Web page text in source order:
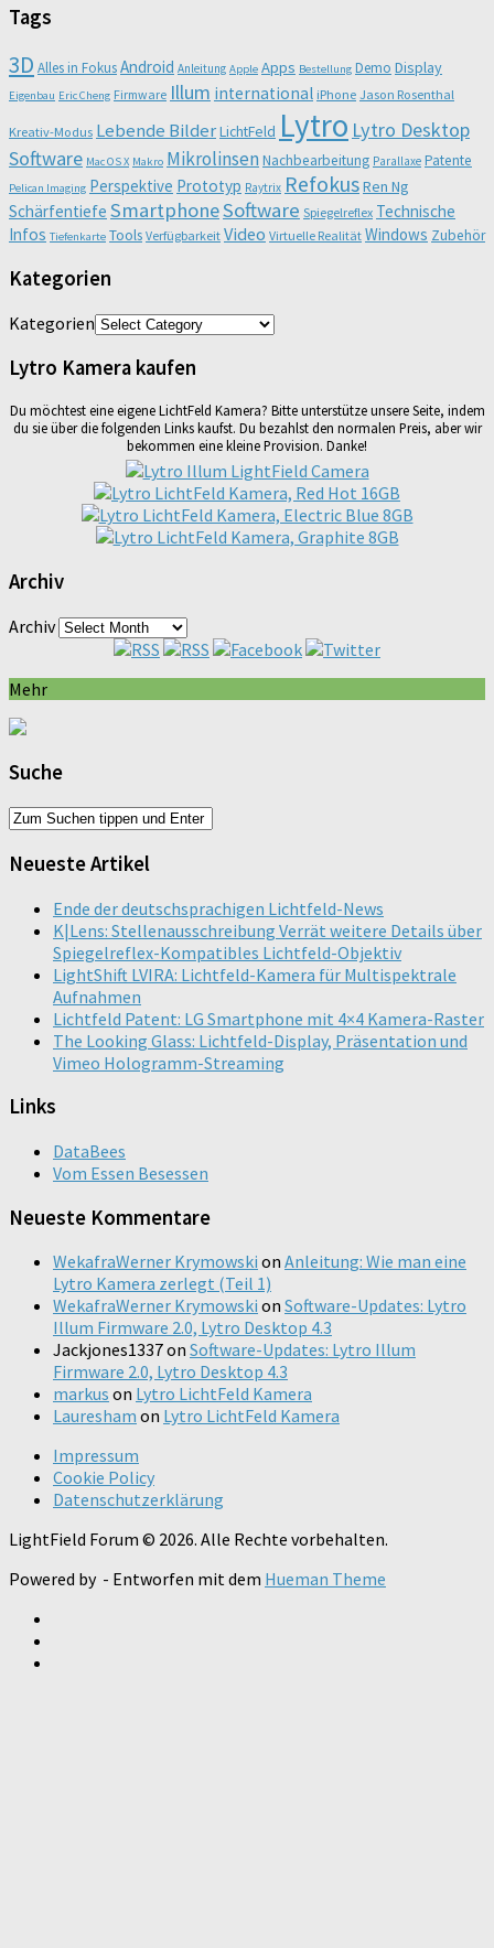
Tags
3D Alles in FokusAndroid Anleitung Apple Apps Bestellung Demo Display
Eigenbau Eric Cheng Firmware Illum international iPhone Jason Rosenthal
Kreativ-Modus Lebende BilderLichtFeld Lytro Lytro Desktop
Software Mac OS X Makro Mikrolinsen Nachbearbeitung Parallaxe Patente
Pelican Imaging Perspektive Prototyp Raytrix RefokusRen Ng
Schärfentiefe SmartphoneSoftware Spiegelreflex Technische
Infos Tiefenkarte Tools Verfügbarkeit Video Virtuelle Realität Windows Zubehör
Kategorien
Kategorien
Lytro Kamera kaufen
Du möchtest eine eigene LichtFeld Kamera? Bitte unterstütze unsere Seite, indem
du sie über die folgenden Links kaufst. Du bezahlst den normalen Preis, aber wir
bekommen eine kleine Provision. Danke!
Archiv
Archiv
Mehr
Suche
Neueste Artikel
Ende der deutschsprachigen Lichtfeld-News
K|Lens: Stellenausschreibung Verrät weitere Details über
Spiegelreflex-Kompatibles Lichtfeld-Objektiv
LightShift LVIRA: Lichtfeld-Kamera für Multispektrale
Aufnahmen
Lichtfeld Patent: LG Smartphone mit 4×4 Kamera-Raster
The Looking Glass: Lichtfeld-Display, Präsentation und
Vimeo Hologramm-Streaming
Links
DataBees
Vom Essen Besessen
Neueste Kommentare
WekafraWerner Krymowski on Anleitung: Wie man eine
Lytro Kamera zerlegt (Teil 1)
WekafraWerner Krymowski on Software-Updates: Lytro
Illum Firmware 2.0, Lytro Desktop 4.3
Jackjones1337on Software-Updates: Lytro Illum
Firmware 2.0, Lytro Desktop 4.3
markus on Lytro LichtFeld Kamera
Lauresham on Lytro LichtFeld Kamera
Impressum
Cookie Policy
Datenschutzerklärung
LightField Forum © 2026. Alle Rechte vorbehalten.
Powered by - Entworfen mit dem Hueman Theme